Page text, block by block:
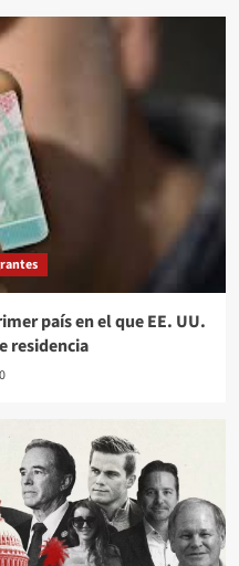
país en el que EE. UU.
residencia
0